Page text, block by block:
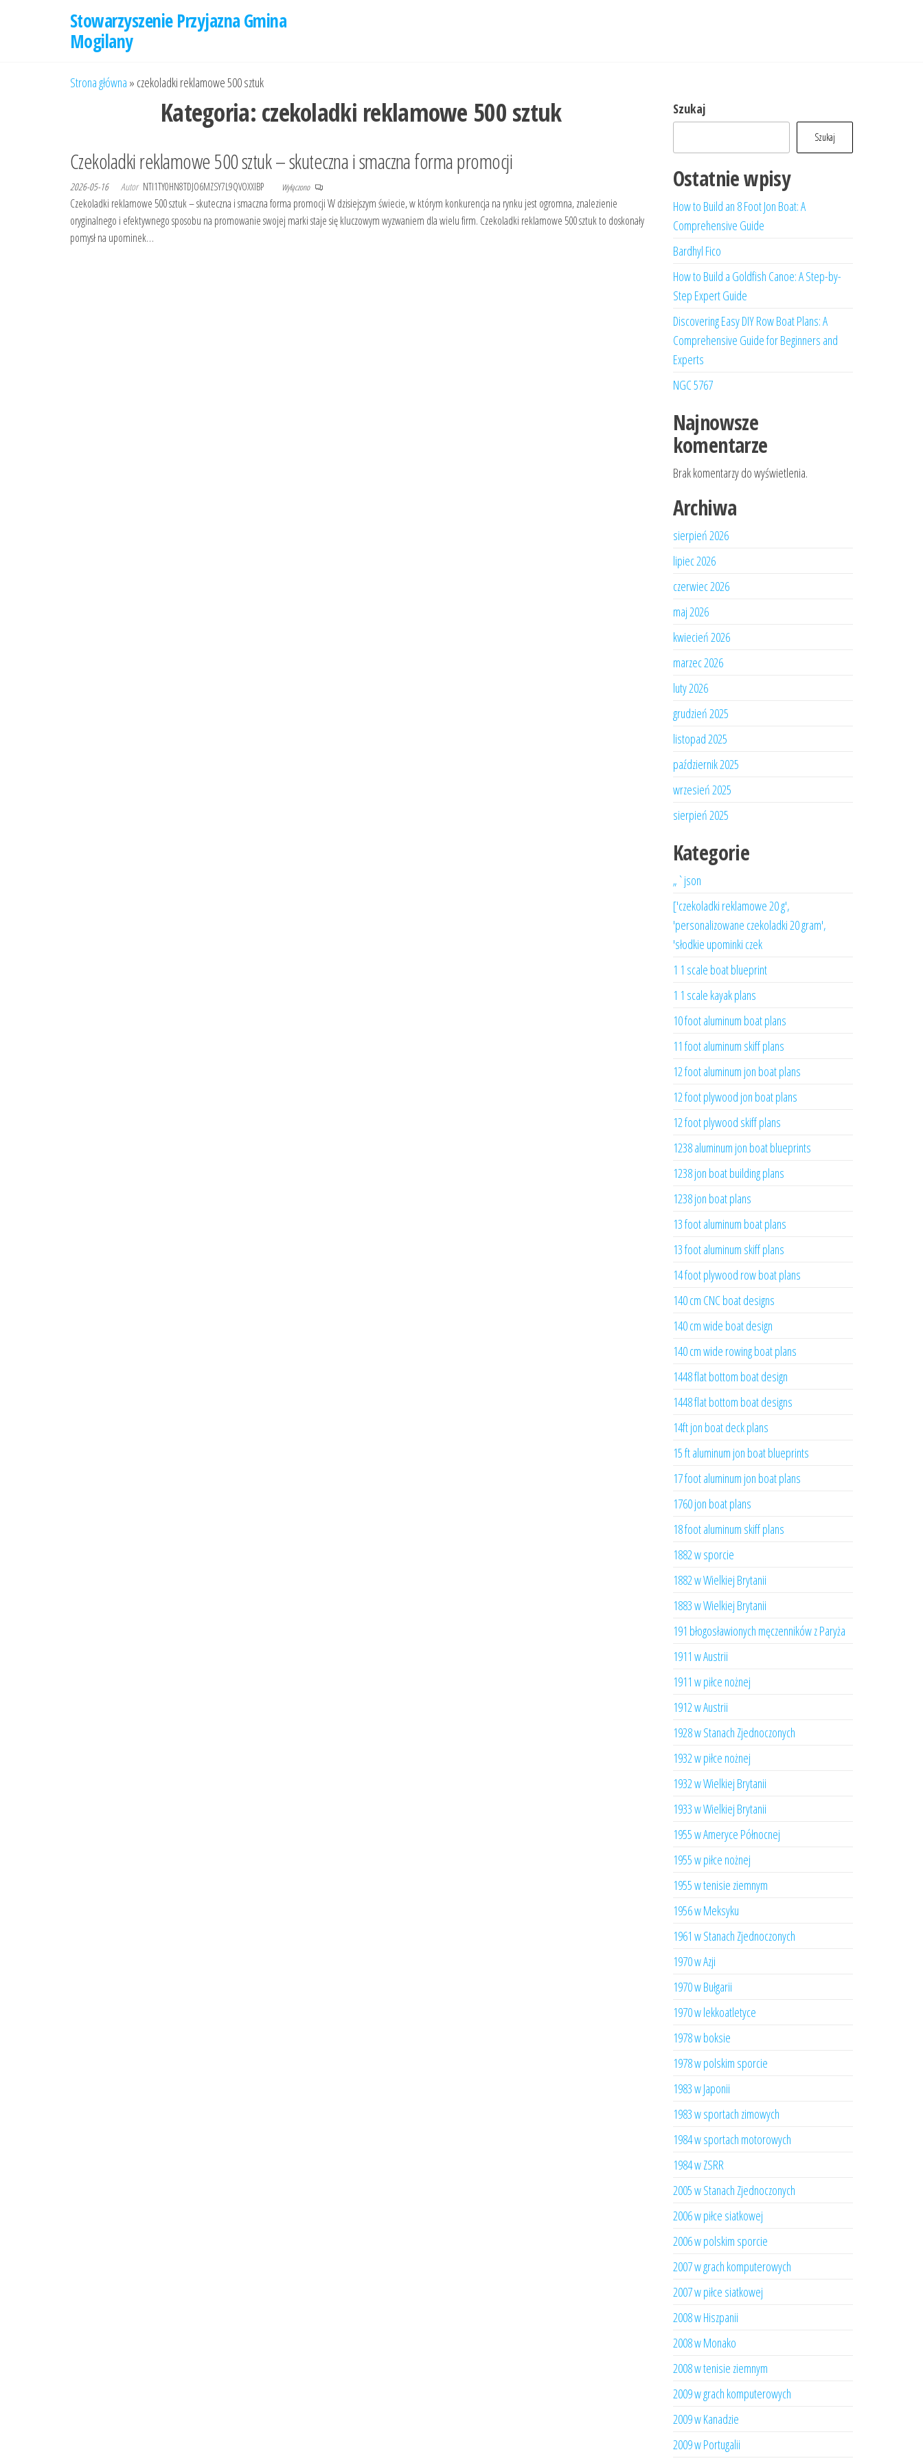
Stowarzyszenie Przyjazna Gmina
Mogilany
Strona główna » czekoladki reklamowe 500 sztuk
Kategoria: czekoladki reklamowe 500 sztuk
Czekoladki reklamowe 500 sztuk – skuteczna i smaczna forma promocji
2026-05-16 Autor NTI1TY0HN8TDJO6MZSY7L9QVOXXIBP Wyłączono
Czekoladki reklamowe 500 sztuk – skuteczna i smaczna forma promocji W dzisiejszym świecie, w którym konkurencja na rynku jest ogromna, znalezienie
oryginalnego i efektywnego sposobu na promowanie swojej marki staje się kluczowym wyzwaniem dla wielu firm. Czekoladki reklamowe 500 sztuk to doskonały
pomysł na upominek…
Szukaj
Szukaj
Ostatnie wpisy
How to Build an 8 Foot Jon Boat: A
Comprehensive Guide
Bardhyl Fico
How to Build a Goldfish Canoe: A Step-by-
Step Expert Guide
Discovering Easy DIY Row Boat Plans: A
Comprehensive Guide for Beginners and
Experts
NGC 5767
Najnowsze
komentarze
Brak komentarzy do wyświetlenia.
Archiwa
sierpień 2026
lipiec 2026
czerwiec 2026
maj 2026
kwiecień 2026
marzec 2026
luty 2026
grudzień 2025
listopad 2025
październik 2025
wrzesień 2025
sierpień 2025
Kategorie
„`json
['czekoladki reklamowe 20 g',
'personalizowane czekoladki 20 gram',
'słodkie upominki czek
1 1 scale boat blueprint
1 1 scale kayak plans
10 foot aluminum boat plans
11 foot aluminum skiff plans
12 foot aluminum jon boat plans
12 foot plywood jon boat plans
12 foot plywood skiff plans
1238 aluminum jon boat blueprints
1238 jon boat building plans
1238 jon boat plans
13 foot aluminum boat plans
13 foot aluminum skiff plans
14 foot plywood row boat plans
140 cm CNC boat designs
140 cm wide boat design
140 cm wide rowing boat plans
1448 flat bottom boat design
1448 flat bottom boat designs
14ft jon boat deck plans
15 ft aluminum jon boat blueprints
17 foot aluminum jon boat plans
1760 jon boat plans
18 foot aluminum skiff plans
1882 w sporcie
1882 w Wielkiej Brytanii
1883 w Wielkiej Brytanii
191 błogosławionych męczenników z Paryża
1911 w Austrii
1911 w piłce nożnej
1912 w Austrii
1928 w Stanach Zjednoczonych
1932 w piłce nożnej
1932 w Wielkiej Brytanii
1933 w Wielkiej Brytanii
1955 w Ameryce Północnej
1955 w piłce nożnej
1955 w tenisie ziemnym
1956 w Meksyku
1961 w Stanach Zjednoczonych
1970 w Azji
1970 w Bułgarii
1970 w lekkoatletyce
1978 w boksie
1978 w polskim sporcie
1983 w Japonii
1983 w sportach zimowych
1984 w sportach motorowych
1984 w ZSRR
2005 w Stanach Zjednoczonych
2006 w piłce siatkowej
2006 w polskim sporcie
2007 w grach komputerowych
2007 w piłce siatkowej
2008 w Hiszpanii
2008 w Monako
2008 w tenisie ziemnym
2009 w grach komputerowych
2009 w Kanadzie
2009 w Portugalii